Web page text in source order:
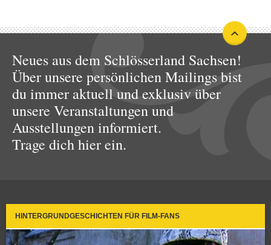
Neues aus dem Schlösserland Sachsen!
Über unsere persönlichen Mailings bist
du immer aktuell und exklusiv über
unsere Veranstaltungen und
Ausstellungen informiert.
Trage dich hier ein.
HINTERGRUNDGESCHICHTEN FÜR FILM-FANS